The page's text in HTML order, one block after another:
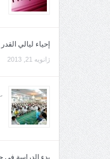
إحياء ليالي
ژانویه 21, 2013
بدء الدراسة